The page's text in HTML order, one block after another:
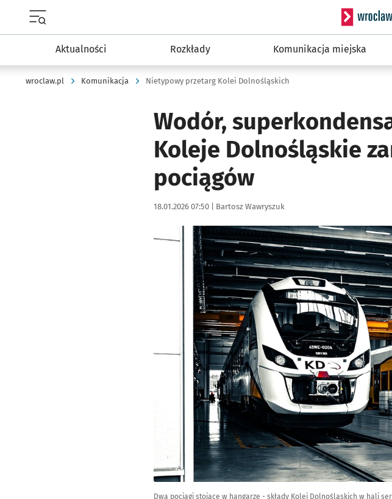
Serwis
Aktualności Rozkłady Komunikacja miejska
wroclaw.pl Komunikacja Nietypowy przetarg Kolei Dolnośląskich
Wodór,
Koleje Dolnośląskie
pociągów
Data publikacji:
18.01.2026 07:50 | Autor:
Bartosz Wawryszuk
Kliknij, aby powiększyć
Dwa pociągi stojące w hangarze - składy Kolei Dolnośląskich w hali